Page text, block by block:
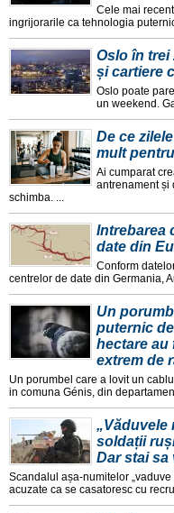
Cele mai
ingrijorarile ca tehnologia
Oslo în trei
și cartiere
Oslo poate
un weekend.
De ce
mult
Ai cumparat
antrenament și
schimba. ...
Intrebarea
date din
Conform
centrelor de date din Germania,
Un
puternic
hectare au
extrem de
Un porumbel care a lovit un
in comuna Génis, din
„Văduvele
soldații
Dar stai sa
Scandalul așa-numitelor
acuzate ca se casatoresc cu